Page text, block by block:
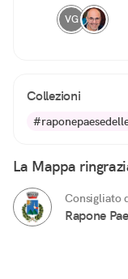
VG
Collezioni
La Mappa
Consigliato
Rapone